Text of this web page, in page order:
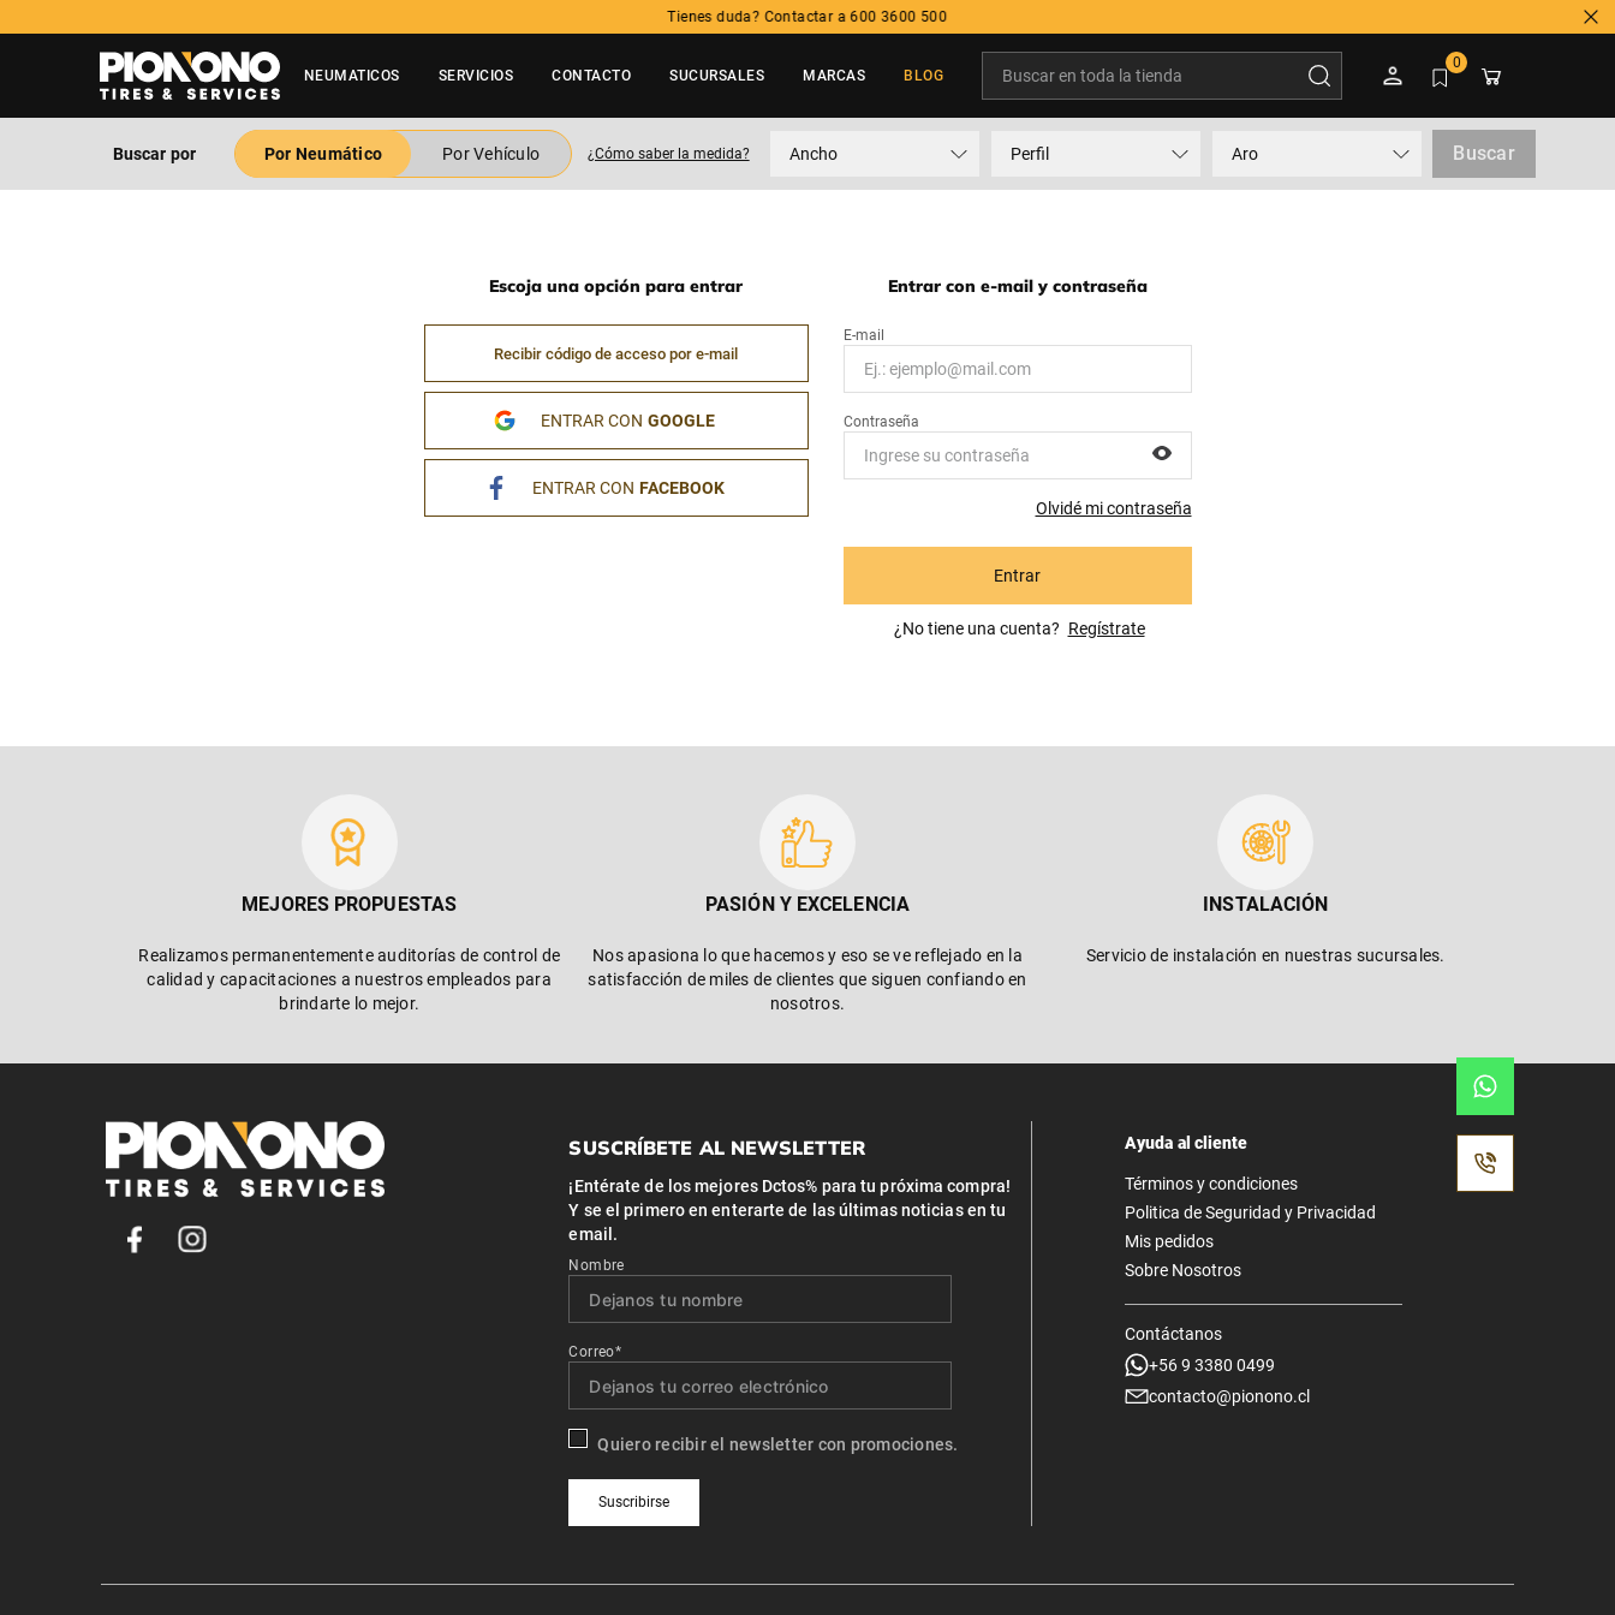
Tienes duda? Contactar a 600 3600 500
NEUMATICOS SERVICIOS CONTACTO SUCURSALES MARCAS BLOG
0
Buscar por Por Neumático Por Vehículo ¿Cómo saber la medida? Ancho Perfil Aro Buscar
Escoja una opción para entrar
Recibir código de acceso por e-mail
ENTRAR CON GOOGLE
ENTRAR CON FACEBOOK
Entrar con e-mail y contraseña
Olvidé mi contraseña
Entrar
¿No tiene una cuenta? Regístrese
MEJORES PROPUESTAS
Realizamos permanentemente auditorías de control de
calidad y capacitaciones a nuestros empleados para
brindarte lo mejor.
PASIÓN Y EXCELENCIA
Nos apasiona lo que hacemos y eso se ve reflejado en la
satisfacción de miles de clientes que siguen confiando en
nosotros.
INSTALACIÓN
Servicio de instalación en nuestras sucursales.
SUSCRÍBETE AL NEWSLETTER
¡Entérate de los mejores Dctos% para tu próxima compra!
Y se el primero en enterarte de las últimas noticias en tu
email.
Nombre
Correo*
Quiero recibir el newsletter con promociones.
Suscribirse
Ayuda al cliente
Términos y condiciones
Politica de Seguridad y Privacidad
Mis pedidos
Sobre Nosotros
Contáctanos
+56 9 3380 0499
contacto@pionono.cl
TÉRMINOS MÁS BUSCADOS
. neumatico
4. 235
5. 245